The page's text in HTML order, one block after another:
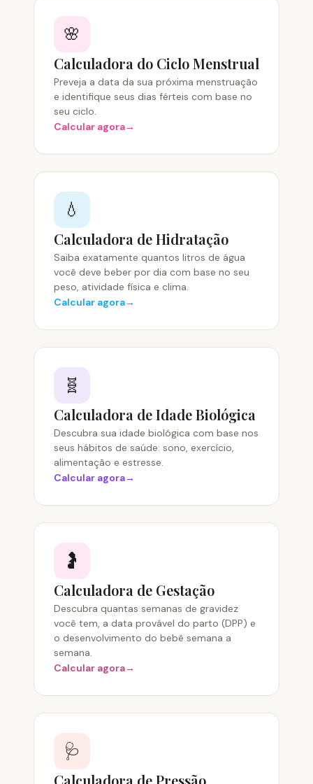
🌸
Calculadora do Ciclo Menstrual
Preveja a data da sua próxima menstruação
e identifique seus dias férteis com base no
seu ciclo.
Calcular agora
💧
Calculadora de Hidratação
Saiba exatamente quantos litros de água
você deve beber por dia com base no seu
peso, atividade física e clima.
Calcular agora
🧬
Calculadora de Idade Biológica
Descubra sua idade biológica com base nos
seus hábitos de saúde: sono, exercício,
alimentação e estresse.
Calcular agora
🤰
Calculadora de Gestação
Descubra quantas semanas de gravidez
você tem, a data provável do parto (DPP) e
o desenvolvimento do bebê semana a
semana.
Calcular agora
🩺
Calculadora de Pressão